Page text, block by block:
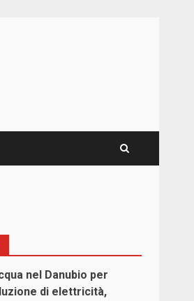
nel Danubio per
di elettricità,